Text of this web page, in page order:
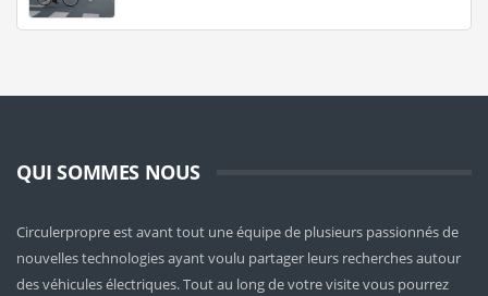
QUI SOMMES NOUS
Circulerpropre est avant tout une équipe de plusieurs passionnés de
nouvelles technologies ayant voulu partager leurs recherches autour
des véhicules électriques. Tout au long de votre visite vous pourrez